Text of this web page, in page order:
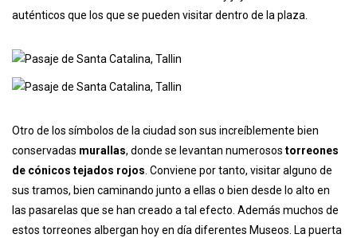
auténticos que los que se pueden visitar dentro de la plaza.
Otro de los símbolos de la ciudad son sus increíblemente bien
conservadas murallas, donde se levantan numerosos torreones
de cónicos tejados rojos. Conviene por tanto, visitar alguno de
sus tramos, bien caminando junto a ellas o bien desde lo alto en
las pasarelas que se han creado a tal efecto. Además muchos de
estos torreones albergan hoy en día diferentes Museos. La puerta